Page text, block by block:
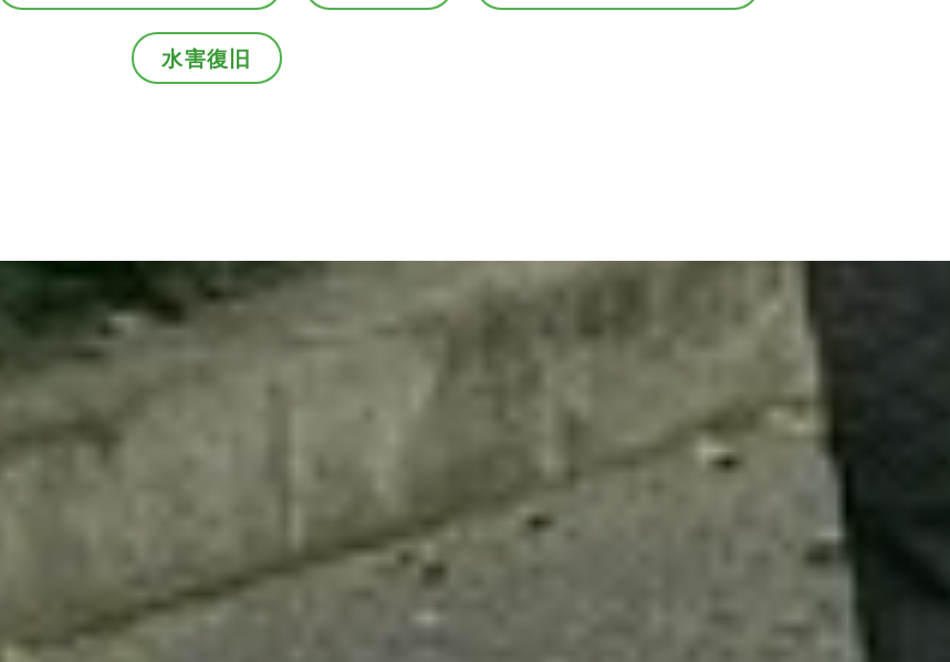
水害復旧